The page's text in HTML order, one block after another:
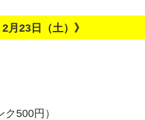
2月23日（土）》
500円）